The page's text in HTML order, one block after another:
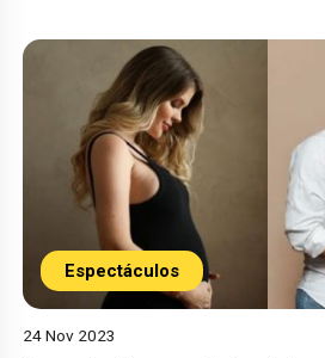
Espectáculos
24 Nov 2023